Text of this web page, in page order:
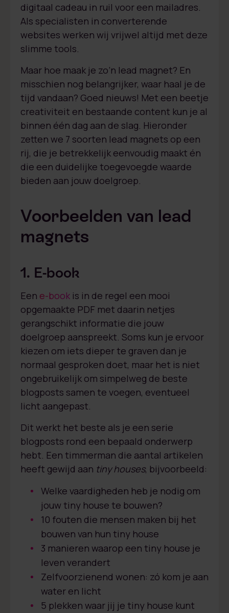
digitaal cadeau in ruil voor een mailadres.
Als specialisten in converterende
websites werken wij vrijwel altijd met deze
slimme tools.
Maar hoe maak je zo’n lead magnet? En
misschien nog belangrijker, waar haal je de
tijd vandaan? Goed nieuws! Met een beetje
creativiteit en bestaande content kun je al
binnen één dag aan de slag. Hieronder
zetten we 7 soorten lead magnets op een
rij, die je betrekkelijk eenvoudig maakt én
die een duidelijke toegevoegde waarde
bieden aan jouw doelgroep.
Voorbeelden van lead
magnets
1. E-book
Een e-book is in de regel een mooi
opgemaakte PDF met daarin netjes
gerangschikt informatie die jouw
doelgroep aanspreekt. Soms kun je ervoor
kiezen om iets dieper te graven dan je
normaal gesproken doet, maar het is niet
ongebruikelijk om simpelweg de beste
blogposts samen te voegen, eventueel
licht aangepast.
Dit werkt het beste als je een serie
blogposts rond een bepaald onderwerp
hebt. Een timmerman die aantal artikelen
heeft gewijd aan tiny houses, bijvoorbeeld:
Welke vaardigheden heb je nodig om
jouw tiny house te bouwen?
10 fouten die mensen maken bij het
bouwen van hun tiny house
3 manieren waarop een tiny house je
leven verandert
Zelfvoorzienend wonen: zó kom je aan
water en licht
5 plekken waar jij je tiny house kunt